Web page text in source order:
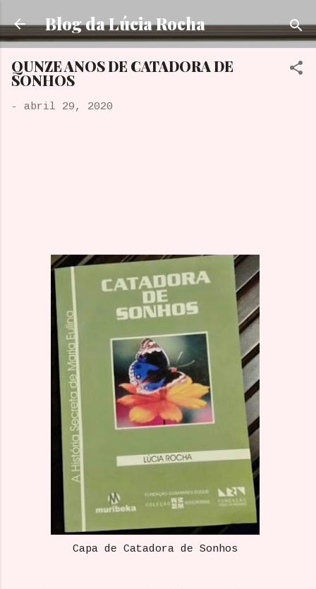
Pular para o conteúdo principal
Blog da Lúcia Rocha
QUNZE ANOS DE CATADORA DE
SONHOS
- abril 29, 2020
Capa de Catadora de Sonhos